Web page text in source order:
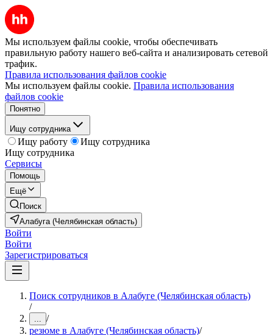
Мы используем файлы cookie, чтобы обеспечивать
правильную работу нашего веб-сайта и анализировать сетевой
трафик.
Правила использования файлов cookie
Мы используем файлы cookie. Правила использования
файлов cookie
Понятно
Ищу сотрудника
Ищу работу
Ищу сотрудника
Ищу сотрудника
Сервисы
Помощь
Ещё
Поиск
Алабуга (Челябинская область)
Войти
Войти
Зарегистрироваться
Поиск сотрудников в Алабуге (Челябинская область)
/
... /
резюме в Алабуге (Челябинская область)/